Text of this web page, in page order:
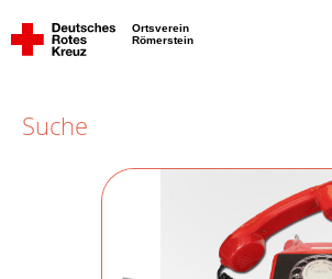
Ortsverein
Römerstein
Suche